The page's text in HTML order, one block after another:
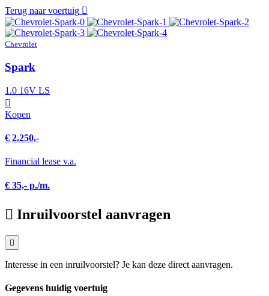
Terug naar voertuig
Chevrolet
Spark
1.0 16V LS
Kopen
€ 2.250,-
Financial lease v.a.
€ 35,- p./m.
Inruilvoorstel aanvragen
Interesse in een inruilvoorstel? Je kan deze direct aanvragen.
Gegevens huidig voertuig